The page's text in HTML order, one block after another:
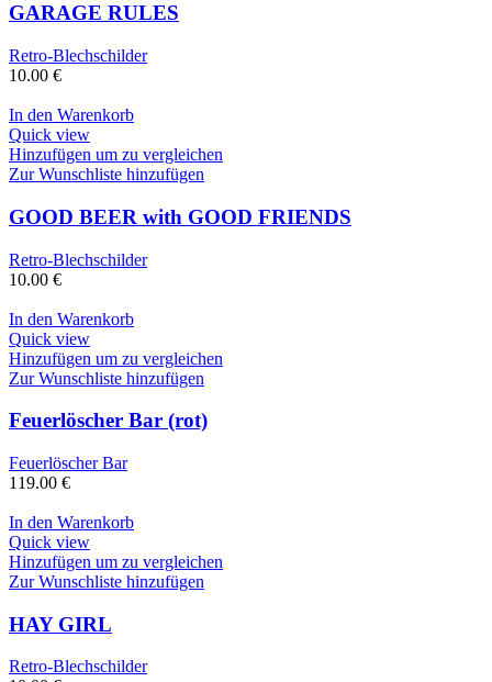
GARAGE RULES
Retro-Blechschilder
10.00 €
In den Warenkorb
Quick view
Hinzufügen um zu vergleichen
Zur Wunschliste hinzufügen
GOOD BEER with GOOD FRIENDS
Retro-Blechschilder
10.00 €
In den Warenkorb
Quick view
Hinzufügen um zu vergleichen
Zur Wunschliste hinzufügen
Feuerlöscher Bar (rot)
Feuerlöscher Bar
119.00 €
In den Warenkorb
Quick view
Hinzufügen um zu vergleichen
Zur Wunschliste hinzufügen
HAY GIRL
Retro-Blechschilder